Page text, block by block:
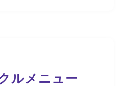
ルメニュー